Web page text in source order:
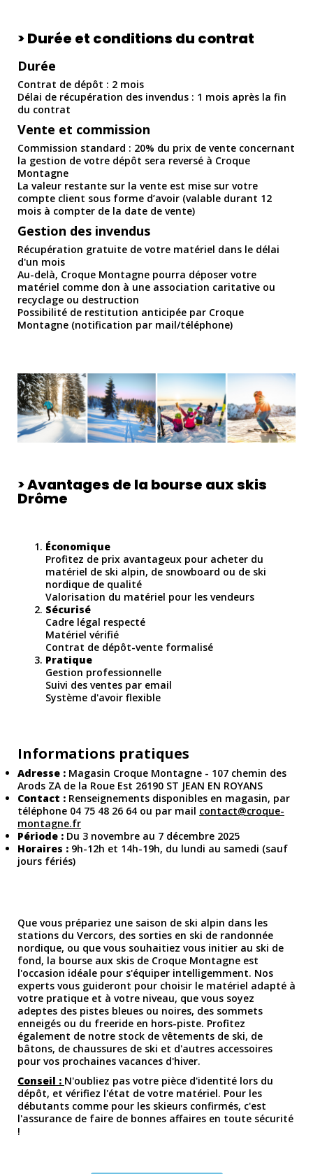
> Durée et conditions du contrat
Durée
Contrat de dépôt : 2 mois
Délai de récupération des invendus : 1 mois après la fin
du contrat
Vente et commission
Commission standard : 20% du prix de vente concernant
la gestion de votre dépôt sera reversé à Croque
Montagne
La valeur restante sur la vente est mise sur votre
compte client sous forme d’avoir (valable durant 12
mois à compter de la date de vente)
Gestion des invendus
Récupération gratuite de votre matériel dans le délai
d'un mois
Au-delà, Croque Montagne pourra déposer votre
matériel comme don à une association caritative ou
recyclage ou destruction
Possibilité de restitution anticipée par Croque
Montagne (notification par mail/téléphone)
> Avantages de la bourse aux skis
Drôme
Économique
Profitez de prix avantageux pour acheter du
matériel de ski alpin, de snowboard ou de ski
nordique de qualité
Valorisation du matériel pour les vendeurs
Sécurisé
Cadre légal respecté
Matériel vérifié
Contrat de dépôt-vente formalisé
Pratique
Gestion professionnelle
Suivi des ventes par email
Système d'avoir flexible
Informations pratiques
Adresse : Magasin Croque Montagne - 107 chemin des
Arods ZA de la Roue Est 26190 ST JEAN EN ROYANS
Contact : Renseignements disponibles en magasin, par
téléphone 04 75 48 26 64 ou par mail contact@croque-
montagne.fr
Période : Du 3 novembre au 7 décembre 2025
Horaires : 9h-12h et 14h-19h, du lundi au samedi (sauf
jours fériés)
Que vous prépariez une saison de ski alpin dans les
stations du Vercors, des sorties en ski de randonnée
nordique, ou que vous souhaitiez vous initier au ski de
fond, la bourse aux skis de Croque Montagne est
l'occasion idéale pour s'équiper intelligemment. Nos
experts vous guideront pour choisir le matériel adapté à
votre pratique et à votre niveau, que vous soyez
adeptes des pistes bleues ou noires, des sommets
enneigés ou du freeride en hors-piste. Profitez
également de notre stock de vêtements de ski, de
bâtons, de chaussures de ski et d'autres accessoires
pour vos prochaines vacances d'hiver.
Conseil : N'oubliez pas votre pièce d'identité lors du
dépôt, et vérifiez l'état de votre matériel. Pour les
débutants comme pour les skieurs confirmés, c'est
l'assurance de faire de bonnes affaires en toute sécurité
!